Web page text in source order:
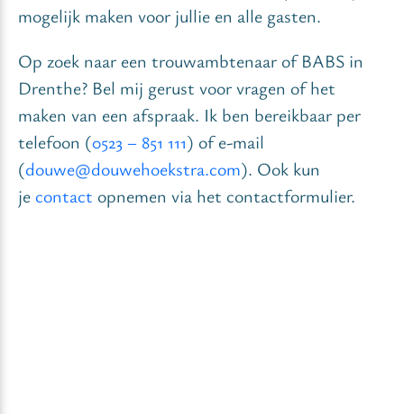
mogelijk maken voor jullie en alle gasten.
Op zoek naar een trouwambtenaar of BABS in
Drenthe? Bel mij gerust voor vragen of het
maken van een afspraak. Ik ben bereikbaar per
telefoon (0523 – 851 111) of e-mail
(douwe@douwehoekstra.com). Ook kun
jecontact opnemen via het contactformulier.